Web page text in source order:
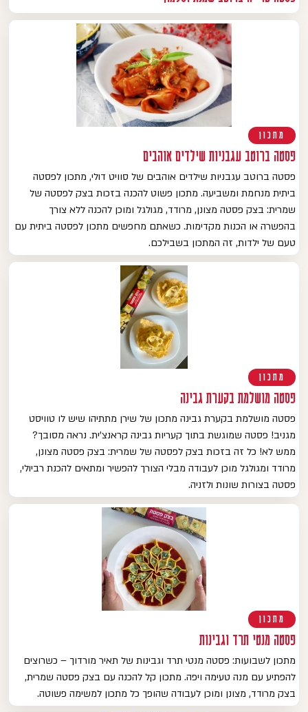
מתכון
פסטה ברוטב עגבניות שילדים אוהבים
פסטה ברוטב עגבניות שילדים אוהבים של סוויט דולי, מתכון לפסטה
ביתית מנחמת ומשביעה. מתכון פשוט להכנה בזכות בצק לפסטה של
שמרית: בצק פסטה מצונן, מרודד, מגולגל ומוכן להכנה ללא צורך
בהפשרה או הכנות מקדימות. כשאתם מחפשים מתכון לפסטה ביתית עם
טעם של ילדות, זה המתכון בשבילכם.
מתכון
פסטה מושלמת בקערת גבינה
פסטה מושלמת בקערת גבינה מתכון של שירן מתתיהו שיש לו טוויסט
מגניב! פסטה שמוגשת בתוך קעריות גבינה קראנצ'ית. נראה מסובך?
ממש לא! כל זה בזכות בצק לפסטה של שמרית: בצק פסטה מצונן,
מרודד ומגולגל מוכן לעבודה מבלי הצורך להפשיר ומתאים להכנת רביולי,
פסטה בצורות שונות ולזניה.
מתכון
פסטה מנטי תרד וגבינות
מתכון לשבועות: פסטה מנטי תרד וגבינות של תאיר מורדוך – כשרוצים
להפתיע עם מנה טעימה ויפה. מתכון קל להכנה עם בצק פסטה שמרית,
בצק מרודד, מצונן ומוכן לעבודה שהופך כל מתכון למשימה פשוטה.